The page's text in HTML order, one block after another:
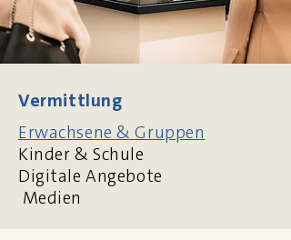
Vermittlung
Erwachsene & Gruppen
Kinder & Schule
Digitale Angebote
Medien